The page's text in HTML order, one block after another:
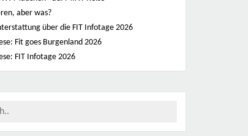
aber was?
über die FIT Infotage 2026
Fit goes Burgenland 2026
FIT Infotage 2026